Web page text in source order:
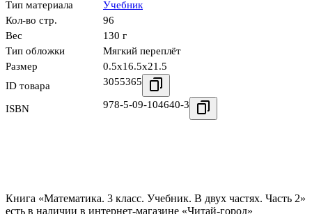
Тип материала
Учебник
Кол-во стр.
96
Вес
130 г
Тип обложки
Мягкий переплёт
Размер
0.5x16.5x21.5
ID товара
3055365
ISBN 978-5-09-104640-3
Книга «Математика. 3 класс. Учебник. В двух частях. Часть 2»
есть в наличии в интернет-магазине «Читай-город»